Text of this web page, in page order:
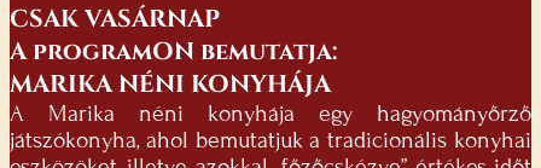
CSAK VASÁRNAP
A programON bemutatja:
MARIKA NÉNI KONYHÁJA
A Marika néni konyhája egy hagyományőrző
játszókonyha, ahol bemutatjuk a tradicionális konyhai